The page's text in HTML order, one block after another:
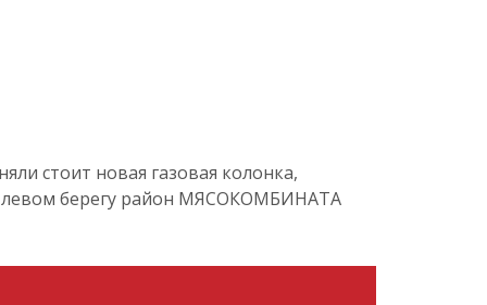
стоит новая газовая колонка,
левом берегу район МЯСОКОМБИНАТА